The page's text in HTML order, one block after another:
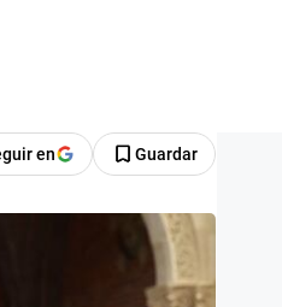
en Guardar